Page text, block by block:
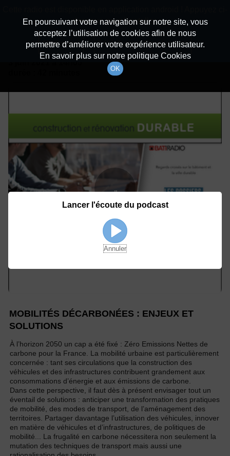
Détails De L'épisode
à 14h05
MOBILITÉS DÉCARBONÉES : ENJEUX ET
SOLUTIONS
À l’horizon 2050 un cap a été fixé : Zéro Emissions Nettes de
carbone pour la France. La mobilité urbaine est particulièrement
concernée : tant ses circulations que la construction des
véhicules et des infrastructures contribuent grandement aux
consommations d’énergie et aux émissions de carbone.
Dans cette perspective, il faut dès à présent envisager tout un
éventail de solutions : anticiper une transformation des pratiques
de mobilité, des modes de transport, de l’aménagement des
territoires. Partager davantage l’utilisation des véhicules, innover
en matière de véhicules et d’infrastructures, de politiques de
mobilité... La frugalité en carbone nécessitera non seulement la
mutation des techniques de transport mais aussi une
En poursuivant votre navigation sur notre site, vous
acceptez l’utilisation de cookies afin de nous
permettre d’améliorer votre expérience utilisateur.
En savoir plus sur notre politique Cookies
OK
dessous pour l'installer.
Non merci Télécharger l'application
Lancer l'écoute du podcast
Annuler